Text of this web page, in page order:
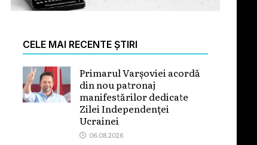
CELE MAI RECENTE ȘTIRI
Primarul Varșoviei acordă
din nou patronaj
manifestărilor dedicate
Zilei Independenței
Ucrainei
06.08.2026